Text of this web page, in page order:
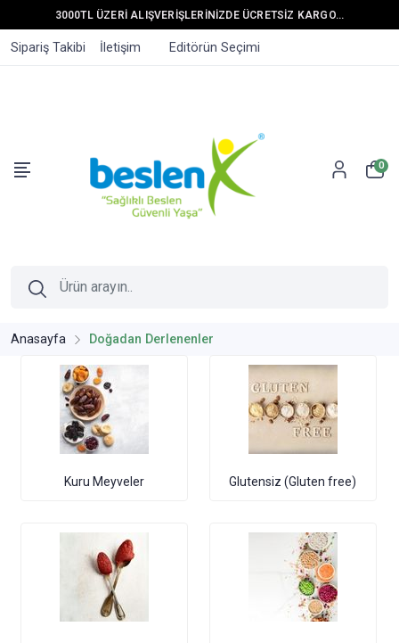
3000TL ÜZERİ ALIŞVERİŞLERİNİZDE ÜCRETSİZ KARGO...
Sipariş Takibi İletişim Editörün Seçimi
0
Anasayfa Doğadan Derlenenler
Kuru Meyveler Glutensiz (Gluten free)